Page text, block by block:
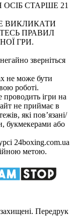
СТАРШЕ 21
ВИКЛИКАТИ
ПРАВИЛ
ГРИ.
зверніться
не може бути
роботі.
ігри на
не приймає в
які пов’язані/
букмекерами або
24boxing.com.ua
метою.
Передрук